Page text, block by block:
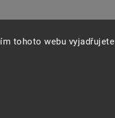
tohoto webu vyjadřujete